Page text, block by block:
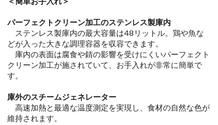
＜簡単お手入れ＞
パーフェクトクリーン加工のステンレス製庫内
ステンレス製庫内の最大容量は48リットル。鶏や魚な
どが入った大きな調理容器を収容できます。
庫内の表面は腐食や錆の影響を受けにくいパーフェクト
クリーン加工が施されていて、お手入れが非常に簡単で
す。
庫外のスチームジェネレーター
高速加熱と最適な温度測定を実現し、食材の自然な色が
維持されます。